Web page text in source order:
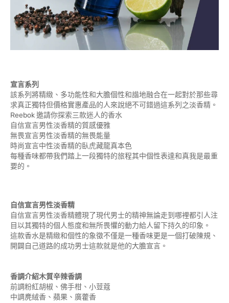
宣言系列
該系列將精緻、多功能性和大膽個性和諧地融合在一起對於那些尋
求真正獨特但價格實惠產品的人來說絕不可錯過這系列之淡香精。
Reebok 邀請你探索三款迷人的香水
自信宣言男性淡香精的質感優雅
無畏宣言男性淡香精的無畏能量
時尚宣言中性淡香精的臥虎藏龍真本色
每種香味都帶我們踏上一段獨特的旅程其中個性表達和真我是最重
要的。
自信宣言男性淡香精
自信宣言男性淡香精體現了現代男士的精神無論走到哪裡都引人注
目以其獨特的個人態度和無所畏懼的動力給人留下持久的印象。
這款香水是精緻和個性的象徵不僅是一種香味更是一個打破陳規、
開闢自己道路的成功男士這款就是他的大膽宣言。
香調介紹木質辛辣香調
前調粉紅胡椒、佛手柑、小荳蔻
中調麂絨香、蘋果、廣藿香